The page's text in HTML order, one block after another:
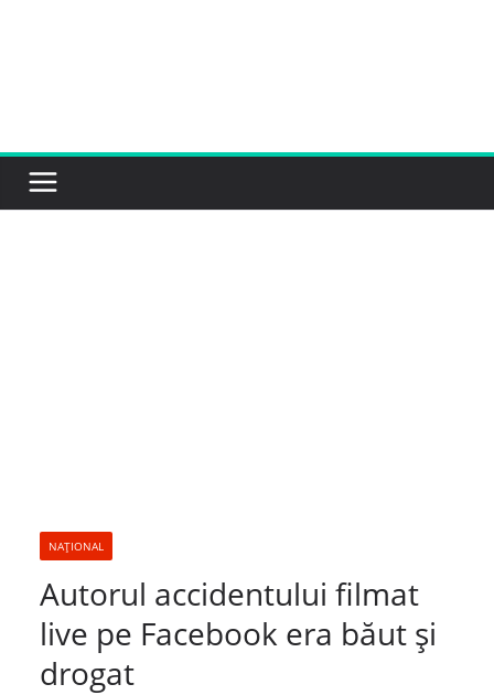
NAȚIONAL
Autorul accidentului filmat
live pe Facebook era băut și
drogat